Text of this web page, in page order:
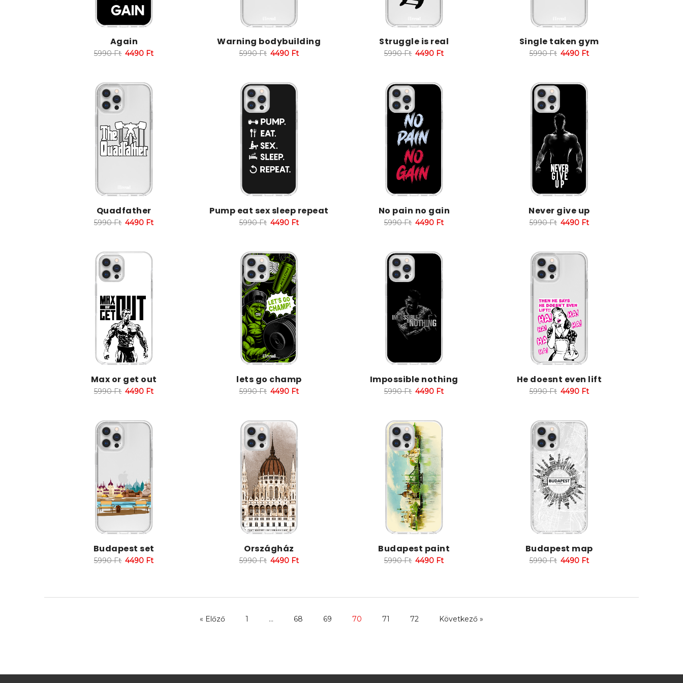
Again
5990Ft 4490 Ft
Warning bodybuilding
5990Ft 4490 Ft
Struggle is real
5990Ft 4490 Ft
Single taken gym
5990Ft 4490 Ft
Quadfather
5990Ft 4490 Ft
Pump eat sex sleep repeat
5990Ft 4490 Ft
No pain no gain
5990Ft 4490 Ft
Never give up
5990Ft 4490 Ft
Max or get out
5990Ft 4490 Ft
lets go champ
5990Ft 4490 Ft
Impossible nothing
5990Ft 4490 Ft
He doesnt even lift
5990Ft 4490 Ft
Budapest set
5990Ft 4490 Ft
Országház
5990Ft 4490 Ft
Budapest paint
5990Ft 4490 Ft
Budapest map
5990Ft 4490 Ft
« Előző 1 … 68 69 70 71 72 Következő »